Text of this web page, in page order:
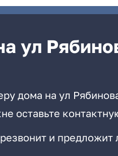
ул
дома на ул
оставьте
и предложит